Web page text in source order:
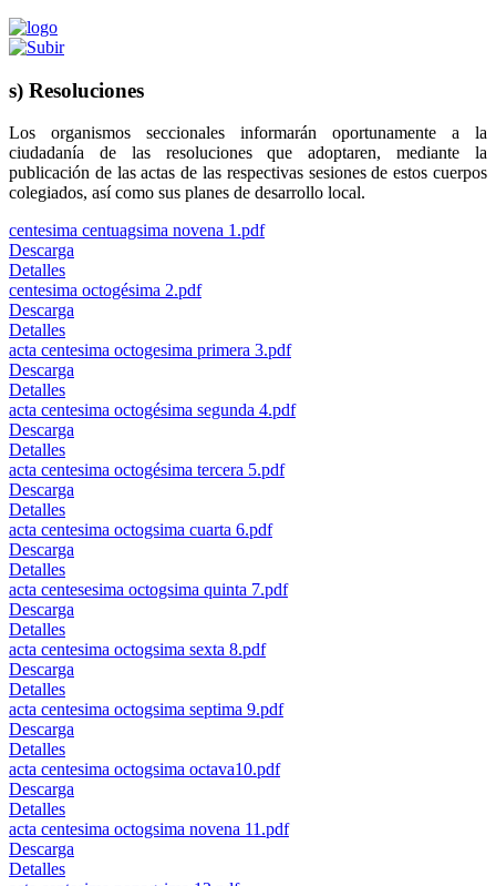
s) Resoluciones
Los organismos seccionales informarán oportunamente a la
ciudadanía de las resoluciones que adoptaren, mediante la
publicación de las actas de las respectivas sesiones de estos cuerpos
colegiados, así como sus planes de desarrollo local.
centesima centuagsima novena 1.pdf
Descarga
Detalles
centesima octogésima 2.pdf
Descarga
Detalles
acta centesima octogesima primera 3.pdf
Descarga
Detalles
acta centesima octogésima segunda 4.pdf
Descarga
Detalles
acta centesima octogésima tercera 5.pdf
Descarga
Detalles
acta centesima octogsima cuarta 6.pdf
Descarga
Detalles
acta centesesima octogsima quinta 7.pdf
Descarga
Detalles
acta centesima octogsima sexta 8.pdf
Descarga
Detalles
acta centesima octogsima septima 9.pdf
Descarga
Detalles
acta centesima octogsima octava10.pdf
Descarga
Detalles
acta centesima octogsima novena 11.pdf
Descarga
Detalles